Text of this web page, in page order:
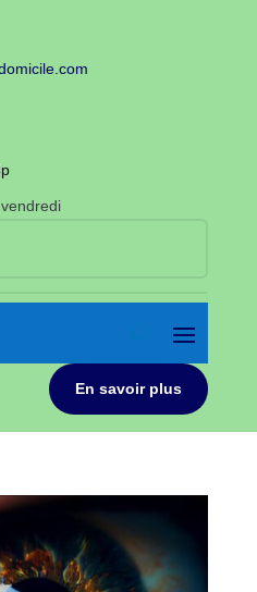
En savoir plus